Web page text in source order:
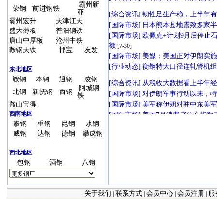
荣钢
前进钢铁
霸州新
亚
霸州宏升
天津江天
盛大薄板
普阳钢铁
唐山中厚板
沧州中铁
鞍钢天铁
邯宝 友发
东北地区
鞍钢 本钢 通钢
凌钢
北钢
新抚钢 西钢
阿城钢
铁
鞍山宝得
西南地区
攀钢 重钢 昆钢
水钢
威钢
达钢 德钢 攀成钢
西北地区
包钢 酒钢 八钢
关于我们 联系方式 会员中心 会员注册 服